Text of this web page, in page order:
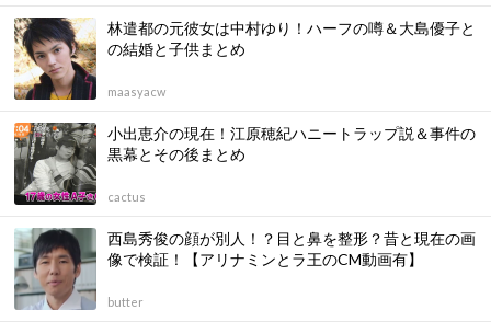
林遣都の元彼女は中村ゆり！ハーフの噂＆大島優子と
の結婚と子供まとめ
maasyacw
小出恵介の現在！江原穂紀ハニートラップ説＆事件の
黒幕とその後まとめ
cactus
西島秀俊の顔が別人！？目と鼻を整形？昔と現在の画
像で検証！【アリナミンとラ王のCM動画有】
butter